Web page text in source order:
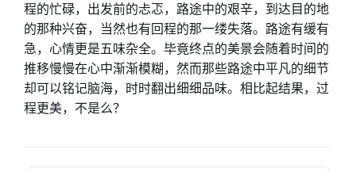
程的忙碌，出发前的忐忑，路途中的艰辛，到达目的地
的那种兴奋，当然也有回程的那一缕失落。路途有缓有
急，心情更是五味杂全。毕竟终点的美景会随着时间的
推移慢慢在心中渐渐模糊，然而那些路途中平凡的细节
却可以铭记脑海，时时翻出细细品味。相比起结果，过
程更美，不是么？